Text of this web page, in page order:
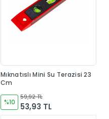
Mıknatıslı Mini Su Terazisi 23
Cm
%10
59,92 TL
53,93 TL